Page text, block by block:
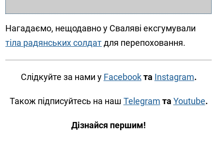
Нагадаємо, нещодавно у Сваляві ексгумували
тіла радянських солдатдля перепоховання.
Слідкуйте за нами у Facebookта Instagram.
Також підписуйтесь на наш Telegram та Youtube.
Дізнайся першим!